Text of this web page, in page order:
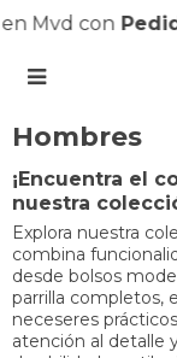
Mvd con

Hombres
¡Encuentra el
nuestra
Explora nuestra
combina
desde bolsos
parrilla completos,
neceseres
atención al detalle